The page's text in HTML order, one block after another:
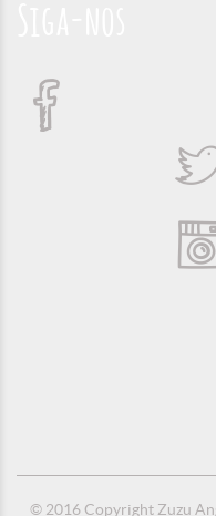
© 2016 Copyright Zuzu